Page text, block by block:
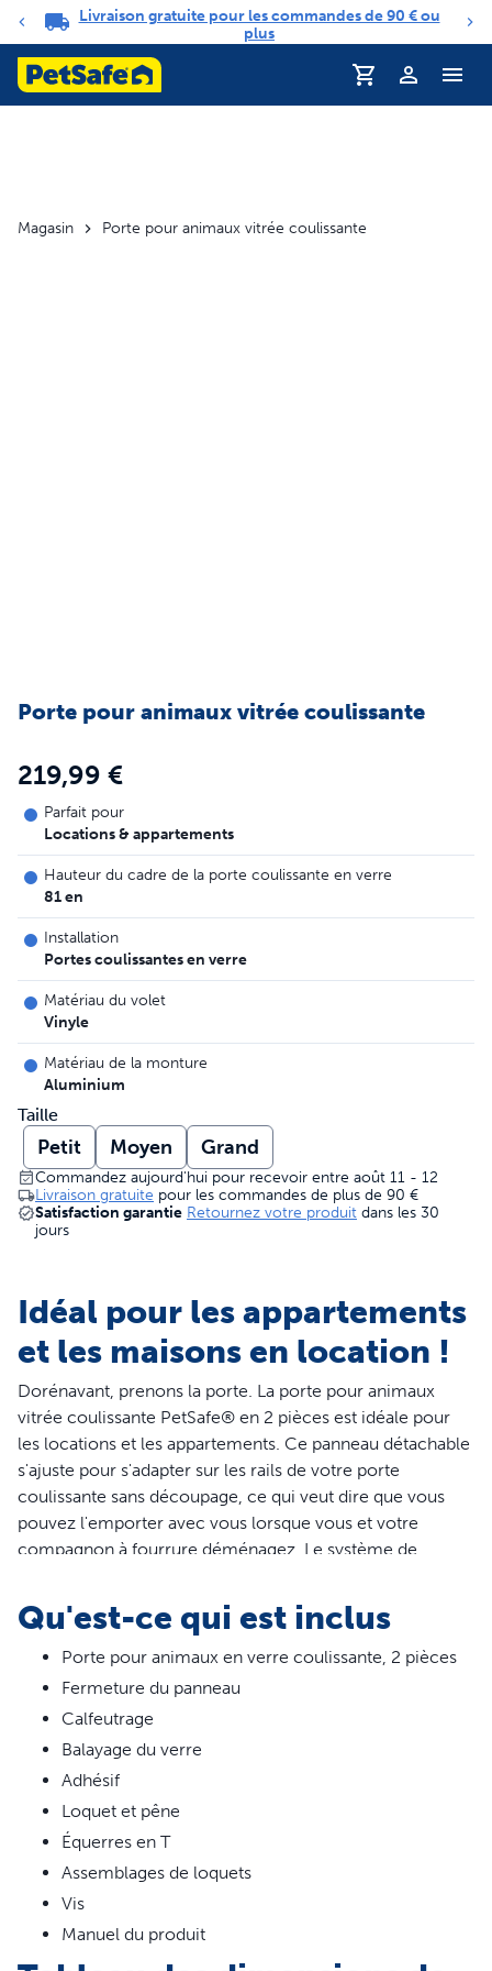
Carrousel de notifications
Livraison gratuite pour les commandes de 90 € ou
plus
Profil
Magasin Porte pour animaux vitrée coulissante
Porte pour animaux vitrée coulissante
219,99 €
Parfait pour
Locations & appartements
Hauteur du cadre de la porte coulissante en verre
81 en
Installation
Portes coulissantes en verre
Matériau du volet
Vinyle
Matériau de la monture
Aluminium
Taille
Petit Moyen Grand
Commandez aujourd'hui pour recevoir entre août 11 - 12
Livraison gratuite pour les commandes de plus de 90 €
Satisfaction garantie Retournez votre produit dans les 30
jours
Idéal pour les appartements
et les maisons en location !
Dorénavant, prenons la porte. La porte pour animaux
vitrée coulissante PetSafe® en 2 pièces est idéale pour
les locations et les appartements. Ce panneau détachable
s'ajuste pour s'adapter sur les rails de votre porte
coulissante sans découpage, ce qui veut dire que vous
pouvez l'emporter avec vous lorsque vous et votre
compagnon à fourrure déménagez. Le système de
coulissante, et le panneau de fermeture coulissant ajoute
un autre niveau de sécurité lorsque votre animal n'utilise
pas la porte. Conçue pour résister à une utilisation
intensive, la porte a un cadre en aluminium et en verre
trempé et elle est garantie 1 an. PetSafe® vous aide à
veiller sur la santé, la sécurité et le bonheur de vos
animaux de compagnie.
Caractéristiques
Idéal pour locations et appartements : Cette porte est
adhésives détachables. Pratique pour les locations,
vous pouvez facilement l'emmener avec vous quand
vous et votre compagnon à fourrure déménagez
Installation facile en 2 pièces : S'ajuste
Qu'est-ce qui est inclus
Porte pour animaux en verre coulissante, 2 pièces
Fermeture du panneau
Calfeutrage
Balayage du verre
Adhésif
Loquet et pêne
Équerres en T
Assemblages de loquets
Vis
Manuel du produit